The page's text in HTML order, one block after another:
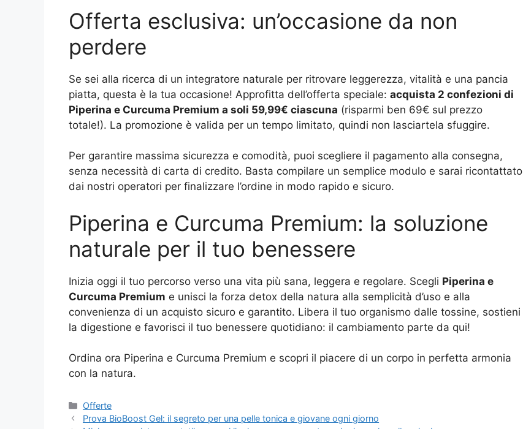
Offerta esclusiva: un’occasione da non
perdere
Se sei alla ricerca di un integratore naturale per ritrovare leggerezza, vitalità e una pancia
piatta, questa è la tua occasione! Approfitta dell’offerta speciale: acquista 2 confezioni di
Piperina e Curcuma Premium a soli 59,99€ ciascuna (risparmi ben 69€ sul prezzo
totale!). La promozione è valida per un tempo limitato, quindi non lasciartela sfuggire.
Per garantire massima sicurezza e comodità, puoi scegliere il pagamento alla consegna,
senza necessità di carta di credito. Basta compilare un semplice modulo e sarai ricontattato
dai nostri operatori per finalizzare l’ordine in modo rapido e sicuro.
Piperina e Curcuma Premium: la soluzione
naturale per il tuo benessere
Inizia oggi il tuo percorso verso una vita più sana, leggera e regolare. Scegli Piperina e
Curcuma Premium e unisci la forza detox della natura alla semplicità d’uso e alla
convenienza di un acquisto sicuro e garantito. Libera il tuo organismo dalle tossine, sostieni
la digestione e favorisci il tuo benessere quotidiano: il cambiamento parte da qui!
Ordina ora Piperina e Curcuma Premium e scopri il piacere di un corpo in perfetta armonia
con la natura.
Categorie
Offerte
Prova BioBoost Gel: il segreto per una pelle tonica e giovane ogni giorno